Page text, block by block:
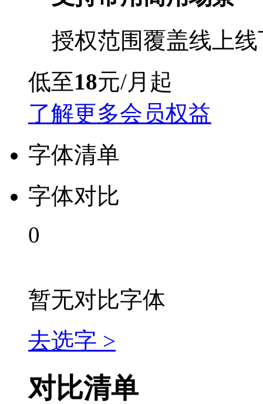
授权范围覆盖线上
低至18元/月起
了解更多会员权益
字体清单
字体对比
0
暂无对比字体
去选字 >
对比清单